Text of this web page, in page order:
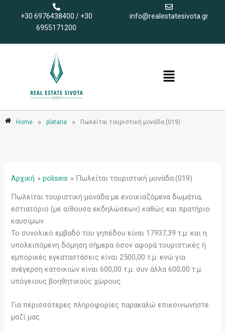
περιεχόμενο
+30 6976438400 / +30
6955171200
info@realestatesivota.gr
Menu
Home » plataria » Πωλείται τουριστική μονάδα.(019)
Αρχική poliseis Πωλείται τουριστική μονάδα.(019)
Πωλείται τουριστική μονάδα με ενοικιαζόμενα δωμάτια,
εστιατόριο (με αίθουσα εκδηλώσεων) καθώς και πρατήριο
καυσίμων.
Το συνολικό εμβαδό του γηπέδου είναι 17937,39 τ.μ. και η
υπολειπόμενη δόμηση σήμερα όσον αφορά τουριστικές ή
εμπορικές εγκαταστάσεις είναι 2500,00 τ.μ. ενώ για
ανέγερση κατοικιών είναι 600,00 τ.μ. συν άλλα 600,00 τ.μ.
υπόγειους βοηθητικούς χώρους.
Για περισσότερες πληροφορίες παρακαλώ επικοινωνήστε
μαζί μας.